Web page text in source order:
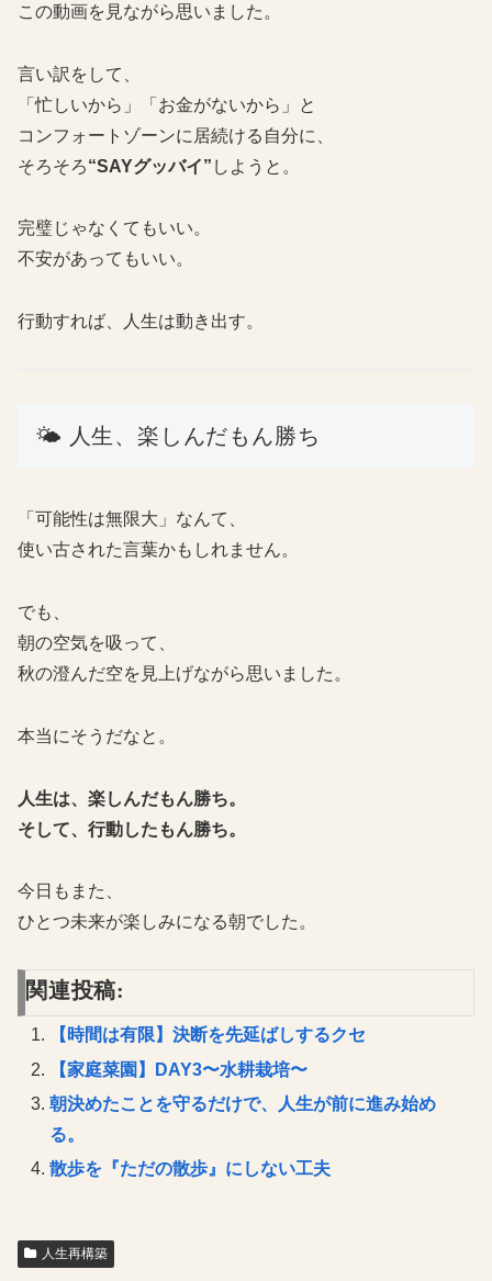
この動画を見ながら思いました。
言い訳をして、
「忙しいから」「お金がないから」と
コンフォートゾーンに居続ける自分に、
そろそろ“SAYグッバイ” しようと。
完璧じゃなくてもいい。
不安があってもいい。
行動すれば、人生は動き出す。
🌤 人生、楽しんだもん勝ち
「可能性は無限大」なんて、
使い古された言葉かもしれません。
でも、
朝の空気を吸って、
秋の澄んだ空を見上げながら思いました。
本当にそうだなと。
人生は、楽しんだもん勝ち。
そして、行動したもん勝ち。
今日もまた、
ひとつ未来が楽しみになる朝でした。
関連投稿:
【時間は有限】決断を先延ばしするクセ
【家庭菜園】DAY3〜水耕栽培〜
朝決めたことを守るだけで、人生が前に進み始め
る。
散歩を『ただの散歩』にしない工夫
人生再構築